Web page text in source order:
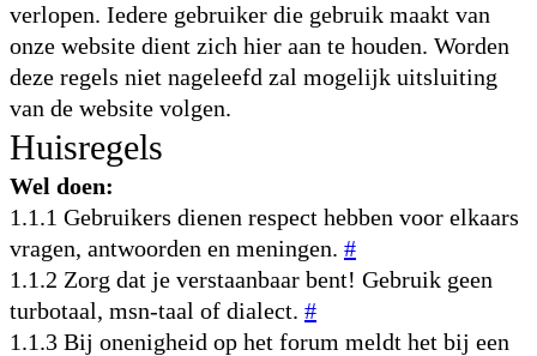
verlopen. Iedere gebruiker die gebruik maakt van
onze website dient zich hier aan te houden. Worden
deze regels niet nageleefd zal mogelijk uitsluiting
van de website volgen.
Huisregels
Wel doen:
1.1.1 Gebruikers dienen respect hebben voor elkaars
vragen, antwoorden en meningen. #
1.1.2 Zorg dat je verstaanbaar bent! Gebruik geen
turbotaal, msn-taal of dialect. #
1.1.3 Bij onenigheid op het forum meldt het bij een